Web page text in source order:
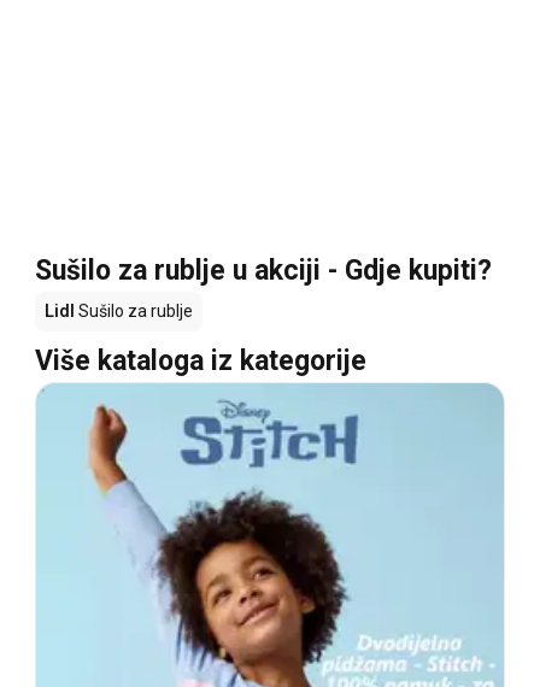
Sušilo za rublje u akciji - Gdje kupiti?
Lidl Sušilo za rublje
Više kataloga iz kategorije